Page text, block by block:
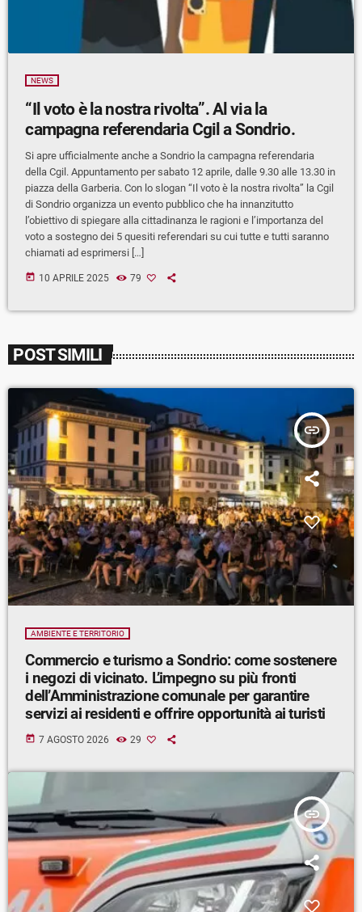
NEWS
“Il voto è la nostra rivolta”. Al via la
campagna referendaria Cgil a Sondrio.
Si apre ufficialmente anche a Sondrio la campagna referendaria
della Cgil. Appuntamento per sabato 12 aprile, dalle 9.30 alle 13.30 in
piazza della Garberia. Con lo slogan “Il voto è la nostra rivolta” la Cgil
di Sondrio organizza un evento pubblico che ha innanzitutto
l’obiettivo di spiegare alla cittadinanza le ragioni e l’importanza del
voto a sostegno dei 5 quesiti referendari su cui tutte e tutti saranno
chiamati ad esprimersi […]
today 10 APRILE 2025 79
POST SIMILI
insert_link
AMBIENTE E TERRITORIO
Commercio e turismo a Sondrio: come sostenere
i negozi di vicinato. L’impegno su più fronti
dell’Amministrazione comunale per garantire
servizi ai residenti e offrire opportunità ai turisti
today 7 AGOSTO 2026 29
insert_link